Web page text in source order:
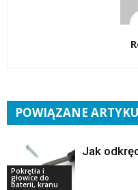
POWIĄZANE
Pokrętła i
głowice do
baterii, kranu
Jak